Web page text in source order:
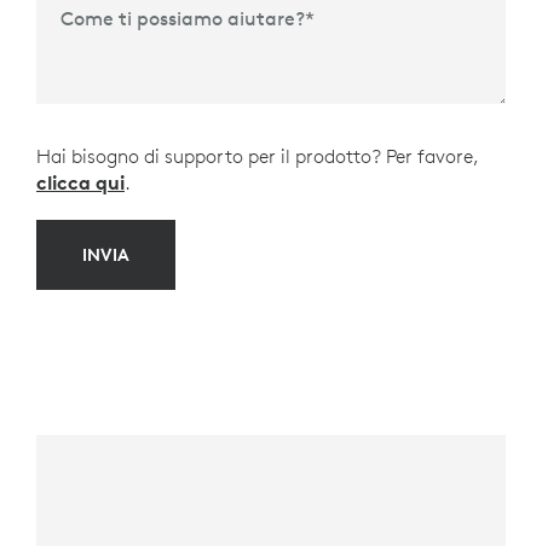
Come ti possiamo aiutare?*
Hai bisogno di supporto per il prodotto? Per favore,
clicca qui.
INVIA